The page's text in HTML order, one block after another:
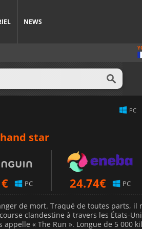
NEWS
PC
star
€ PC 24.74€ PC
de mort. Traqué de toutes parts, il
clandestine à travers les États-
appelle « The Run ». Longue de 5 000